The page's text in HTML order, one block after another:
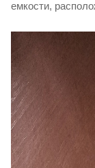
емкости,